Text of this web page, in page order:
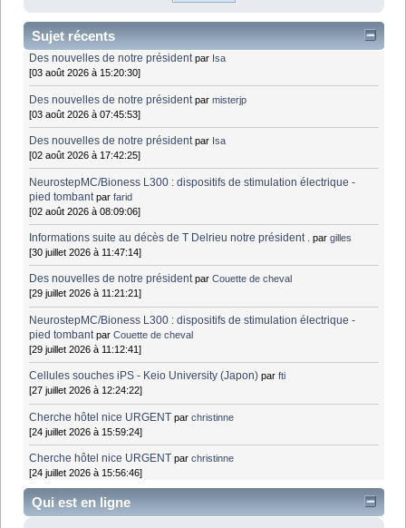
Sujet récents
Des nouvelles de notre président par Isa
[03 août 2026 à 15:20:30]
Des nouvelles de notre président parmisterjp
[03 août 2026 à 07:45:53]
Des nouvelles de notre président par Isa
[02 août 2026 à 17:42:25]
NeurostepMC/Bioness L300 : dispositifs de stimulation électrique -
pied tombant parfarid
[02 août 2026 à 08:09:06]
Informations suite au décès de T Delrieu notre président . pargilles
[30 juillet 2026 à 11:47:14]
Des nouvelles de notre président parCouette de cheval
[29 juillet 2026 à 11:21:21]
NeurostepMC/Bioness L300 : dispositifs de stimulation électrique -
pied tombant parCouette de cheval
[29 juillet 2026 à 11:12:41]
Cellules souches iPS - Keio University (Japon) parfti
[27 juillet 2026 à 12:24:22]
Cherche hôtel nice URGENT parchristinne
[24 juillet 2026 à 15:59:24]
Cherche hôtel nice URGENT parchristinne
[24 juillet 2026 à 15:56:46]
Qui est en ligne